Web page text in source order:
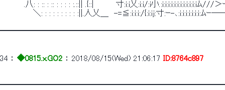
.八: : :: : :: : : : : :.::|| .{::|　　　　寸:i:i乂:i:i/:i小.:i:i:i:i:i:i:i:i:i:i:i:iﾑ///＞
＼: : : : : : : : : :||.人乂＿　-=≦:i:i:i:/{:i:ij:寸:ｰ-､:i:i:i:i:i:i:i:ﾑｰ
34 ： ◆0815.x.GO2 ： 2018/08/15(Wed) 21:06:17 ID:8764c897